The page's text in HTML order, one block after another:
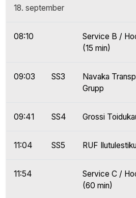
18. september
08:10
Service B /
(15 min)
09:03 SS3
Navaka
Grupp
09:41 SS4 Grossi
11:04 SS5 RUF
11:54
Service C /
(60 min)